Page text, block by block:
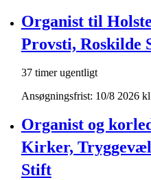
Organist til
Provsti, Roskilde
37 timer ugentligt
Ansøgningsfrist: 10/8 2026
Organist og
Kirker,
Stift